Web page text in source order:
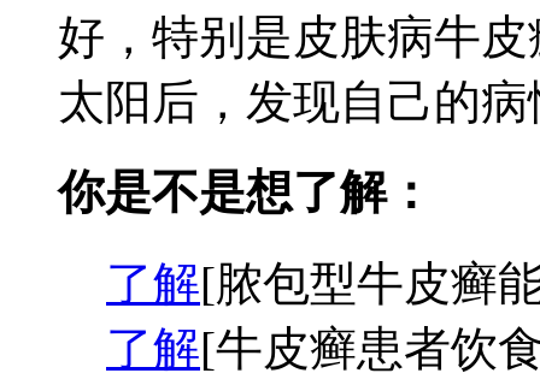
好，特别是皮肤病牛
太阳后，发现自己的
你是不是想了解：
了解[脓包型牛皮癣
了解[牛皮癣患者饮